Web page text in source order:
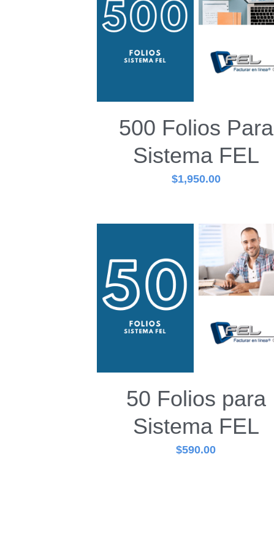
500 Folios Para
Sistema FEL
$1,950.00
50 Folios para
Sistema FEL
$590.00